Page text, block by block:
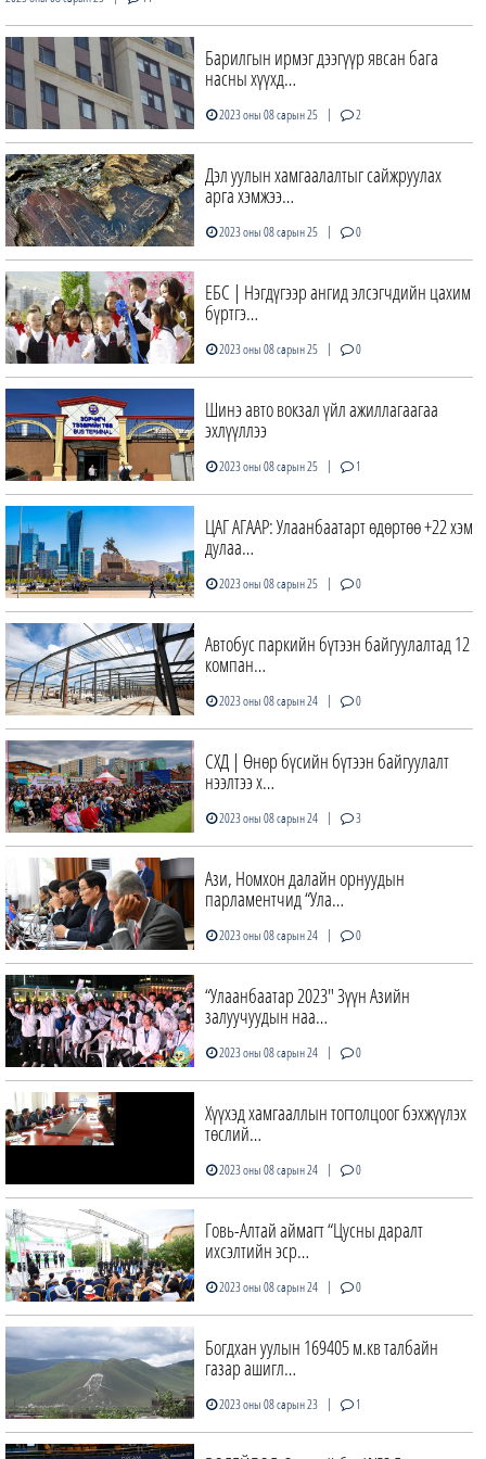
Барилгын ирмэг дээгүүр явсан бага
насны хүүхд…
2023 оны 08 сарын 25 | 2
Дэл уулын хамгаалалтыг сайжруулах
арга хэмжээ…
2023 оны 08 сарын 25 | 0
ЕБС | Нэгдүгээр ангид элсэгчдийн цахим
бүртгэ…
2023 оны 08 сарын 25 | 0
Шинэ авто вокзал үйл ажиллагаагаа
эхлүүллээ
2023 оны 08 сарын 25 | 1
ЦАГ АГААР: Улаанбаатарт өдөртөө +22 хэм
дулаа…
2023 оны 08 сарын 25 | 0
Автобус паркийн бүтээн байгуулалтад 12
компан…
2023 оны 08 сарын 24 | 0
СХД | Өнөр бүсийн бүтээн байгуулалт
нээлтээ х…
2023 оны 08 сарын 24 | 3
Ази, Номхон далайн орнуудын
парламентчид “Ула…
2023 оны 08 сарын 24 | 0
“Улаанбаатар 2023" Зүүн Азийн
залуучуудын наа…
2023 оны 08 сарын 24 | 0
Хүүхэд хамгааллын тогтолцоог бэхжүүлэх
төслий…
2023 оны 08 сарын 24 | 0
Говь-Алтай аймагт “Цусны даралт
ихсэлтийн эср…
2023 оны 08 сарын 24 | 0
Богдхан уулын 169405 м.кв талбайн
газар ашигл…
2023 оны 08 сарын 23 | 1